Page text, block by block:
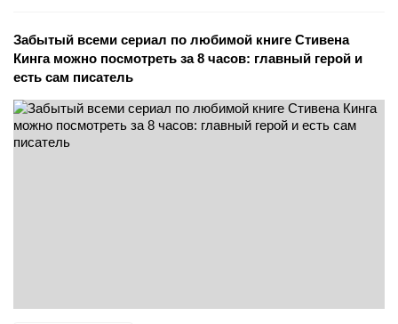
Забытый всеми сериал по любимой книге Стивена
Кинга можно посмотреть за 8 часов: главный герой и
есть сам писатель